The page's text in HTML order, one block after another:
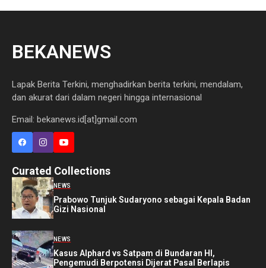
BEKANEWS
Lapak Berita Terkini, menghadirkan berita terkini, mendalam,
dan akurat dari dalam negeri hingga internasional
Email: bekanews.id[at]gmail.com
Curated Collections
NEWS
Prabowo Tunjuk Sudaryono sebagai Kepala Badan
Gizi Nasional
NEWS
Kasus Alphard vs Satpam di Bundaran HI,
Pengemudi Berpotensi Dijerat Pasal Berlapis